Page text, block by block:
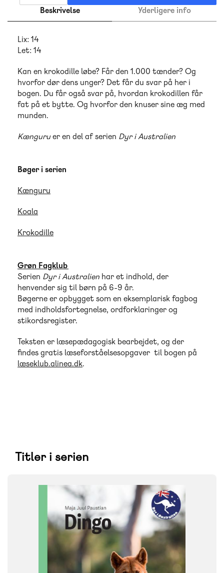
Beskrivelse Yderligere info
Lix: 14
Let: 14
Kan en krokodille løbe? Får den 1.000 tænder? Og
hvorfor dør dens unger? Det får du svar på her i
bogen. Du får også svar på, hvordan krokodillen får
fat på et bytte. Og hvorfor den knuser sine æg med
munden.
Kænguruer en del af serien Dyr i Australien
Bøger i serien
Kænguru
Koala
Krokodille
Grøn Fagklub
Serien Dyr i Australien har et indhold, der
henvender sig til børn på 6-9 år.
Bøgerne er opbygget som en eksemplarisk fagbog
med indholdsfortegnelse, ordforklaringer og
stikordsregister.
Teksten er læsepædagogisk bearbejdet, og der
findes gratis læseforståelsesopgaver til bogen på
læseklub.alinea.dk.
Titler i serien
1. klasse 2. klasse 3. klasse
Flergangsbog